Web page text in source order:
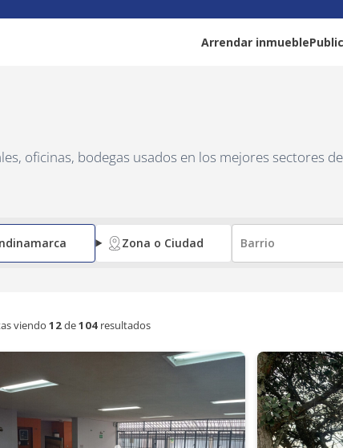
Arrendar inmueble
oficinas, bodegas usados en los mejores sectores
Zona o Ciudad Barrio
viendo 12de104resultados